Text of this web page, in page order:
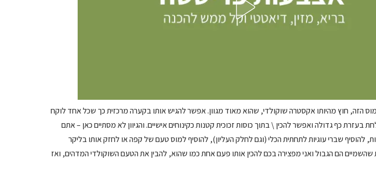
הזה, חוץ מהיותו אקסטרה שוקולדי, שהוא מאוד מגוון. אפשר להגיש אותו בקערה מרכזית כך שכל אחד לוקח
בעזרת כף גדולה ואפשר להכין \ בתוך כוסות זכוכית קטנות כקינוחים אישיים. והגיוון לא מסתיים כאן – אתם
להוסיף שברי עוגיות לתחתית הכלי (וגם לחלק העליון), להוסיף למוס טעם של קפה או לחזק אותו בליקר
הם הגבול ואני מפצירה בכם להכין אותו פעם אחת כמו שהוא, להבין את הטעם השוקולדי המדהים, ואז